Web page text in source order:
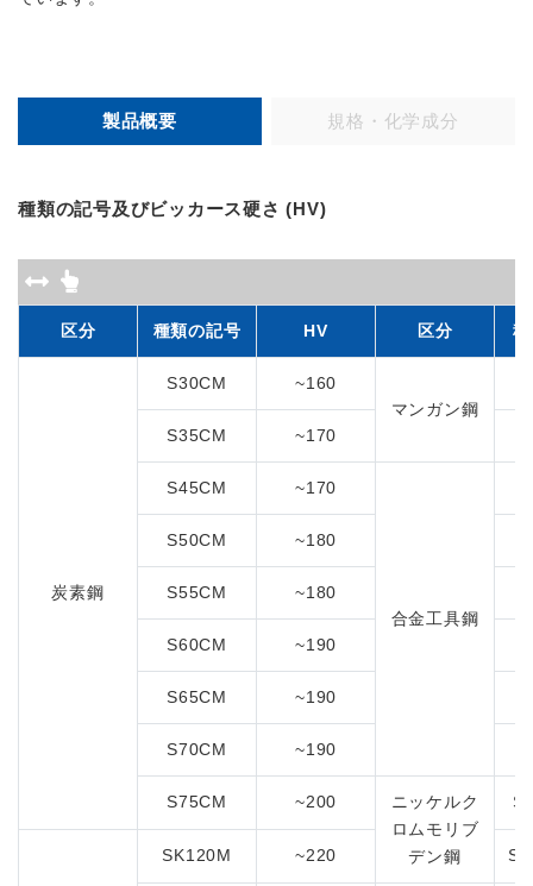
製品概要 規格・化学成分
種類の記号及びビッカース硬さ (HV)
区分 種類の記号 HV 区分
炭素鋼
S30CM
~160
マンガン鋼
S35CM ~170
S45CM ~170
合金工具鋼
S50CM ~180
S55CM ~180
S60CM ~190
S65CM ~190
S70CM ~190
S75CM ~200
ニッケルク
ロムモリブ
デン鋼
SK120M ~220